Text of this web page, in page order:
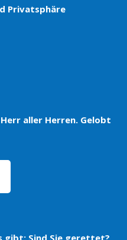
Privatsphäre
aller Herren. Gelobt